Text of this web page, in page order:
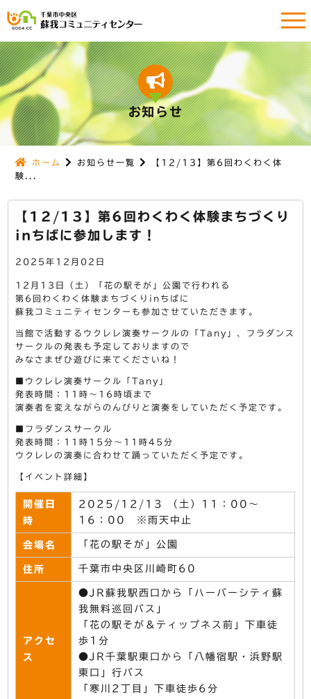
お知らせ
ホーム お知らせ一覧
【12/13】第6回わくわく体
験...
【12/13】第6回わくわく体験まちづくり
inちばに参加します！
2025年12月02日
12月13日（土）「花の駅そが」公園で行われる
第6回わくわく体験まちづくりinちばに
蘇我コミュニティセンターも参加させていただきます。
当館で活動するウクレレ演奏サークルの「Tany」、フラダンス
サークルの発表も予定しておりますので
みなさまぜひ遊びに来てくださいね！
■ウクレレ演奏サークル「Tany」
発表時間：11時～16時頃まで
演奏者を変えながらのんびりと演奏をしていただく予定です。
■フラダンスサークル
発表時間：11時15分～11時45分
ウクレレの演奏に合わせて踊っていただく予定です。
【イベント詳細】
開催日
時
2025/12/13 （土）11：00～
16：00 ※雨天中止
会場名 「花の駅そが」公園
住所 千葉市中央区川崎町60
アクセ
ス
●JR蘇我駅西口から「ハーバーシティ蘇
我無料巡回バス」
「花の駅そが＆ティップネス前」下車徒
歩1分
●JR千葉駅東口から「八幡宿駅・浜野駅
東口」行バス
「寒川2丁目」下車徒歩6分